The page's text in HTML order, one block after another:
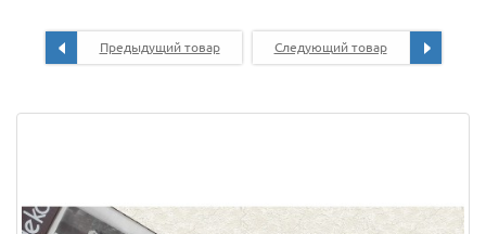
Предыдущий товар Следующий товар